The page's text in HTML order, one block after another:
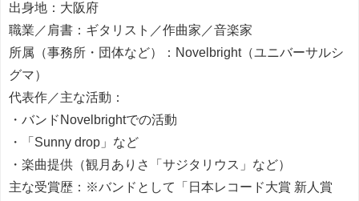
出身地：大阪府
職業／肩書：ギタリスト／作曲家／音楽家
所属（事務所・団体など）：Novelbright（ユニバーサルシ
グマ）
代表作／主な活動：
・バンドNovelbrightでの活動
・「Sunny drop」など
・楽曲提供（観月ありさ「サジタリウス」など）
主な受賞歴：※バンドとして「日本レコード大賞 新人賞